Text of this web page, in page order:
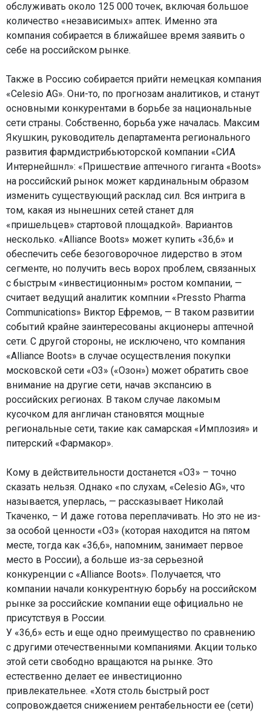
обслуживать около 125 000 точек, включая большое
количество «независимых» аптек. Именно эта
компания собирается в ближайшее время заявить о
себе на российском рынке.
Также в Россию собирается прийти немецкая компания
«Celesio AG». Они-то, по прогнозам аналитиков, и станут
основными конкурентами в борьбе за национальные
сети страны. Собственно, борьба уже началась. Максим
Якушкин, руководитель департамента регионального
развития фармдистрибьюторской компании «СИА
Интернейшнл»: «Пришествие аптечного гиганта «Boots»
на российский рынок может кардинальным образом
изменить существующий расклад сил. Вся интрига в
том, какая из нынешних сетей станет для
«пришельцев» стартовой площадкой». Вариантов
несколько. «Alliance Boots» может купить «36,6» и
обеспечить себе безоговорочное лидерство в этом
сегменте, но получить весь ворох проблем, связанных
с быстрым «инвестиционным» ростом компании, —
считает ведущий аналитик компнии «Pressto Pharma
Communications» Виктор Ефремов, — В таком развитии
событий крайне заинтересованы акционеры аптечной
сети. С другой стороны, не исключено, что компания
«Alliance Boots» в случае осуществления покупки
московской сети «О3» («Озон») может обратить свое
внимание на другие сети, начав экспансию в
российских регионах. В таком случае лакомым
кусочком для англичан становятся мощные
региональные сети, такие как самарская «Имплозия» и
питерский «Фармакор».
Кому в действительности достанется «О3» – точно
сказать нельзя. Однако «по слухам, «Celesio AG», что
называется, уперлась, — рассказывает Николай
Ткаченко, – И даже готова переплачивать. Но это не из-
за особой ценности «О3» (которая находится на пятом
месте, тогда как «36,6», напомним, занимает первое
место в России), а больше из-за серьезной
конкуренции с «Alliance Boots». Получается, что
компании начали конкурентную борьбу на российском
рынке за российские компании еще официально не
присутствуя в России.
У «36,6» есть и еще одно преимущество по сравнению
с другими отечественными компаниями. Акции только
этой сети свободно вращаются на рынке. Это
естественно делает ее инвестиционно
привлекательнее. «Хотя столь быстрый рост
сопровождается снижением рентабельности ее (сети)